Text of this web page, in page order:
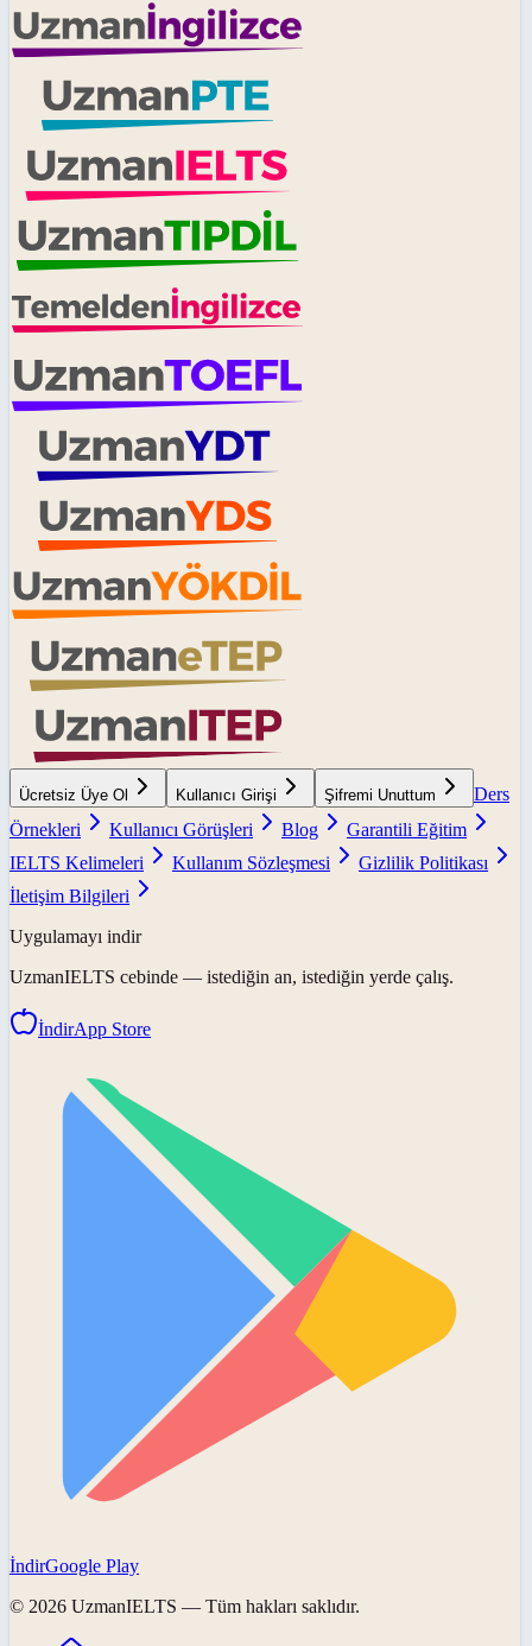
Ücretsiz Üye Ol Kullanıcı Girişi Şifremi Unuttum
Ders
Örnekleri
Kullanıcı Görüşleri Blog
Garantili Eğitim
IELTS Kelimeleri
Kullanım Sözleşmesi
Gizlilik Politikası
İletişim Bilgileri
Uygulamayı indir
UzmanIELTS cebinde — istediğin an, istediğin yerde çalış.
İndirApp Store
İndirGoogle Play
© 2026 UzmanIELTS — Tüm hakları saklıdır.